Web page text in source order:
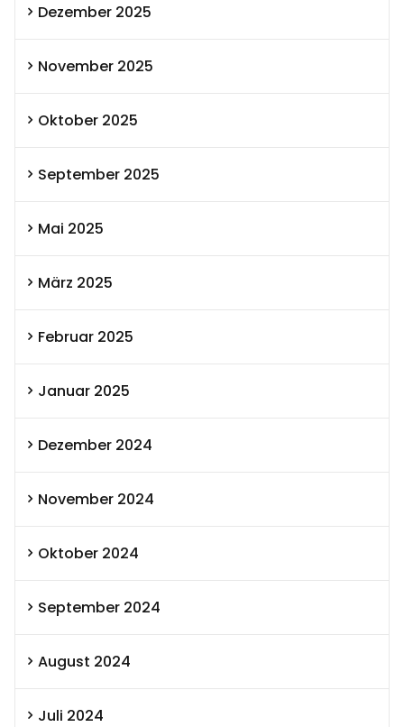
Dezember 2025
November 2025
Oktober 2025
September 2025
Mai 2025
März 2025
Februar 2025
Januar 2025
Dezember 2024
November 2024
Oktober 2024
September 2024
August 2024
Juli 2024